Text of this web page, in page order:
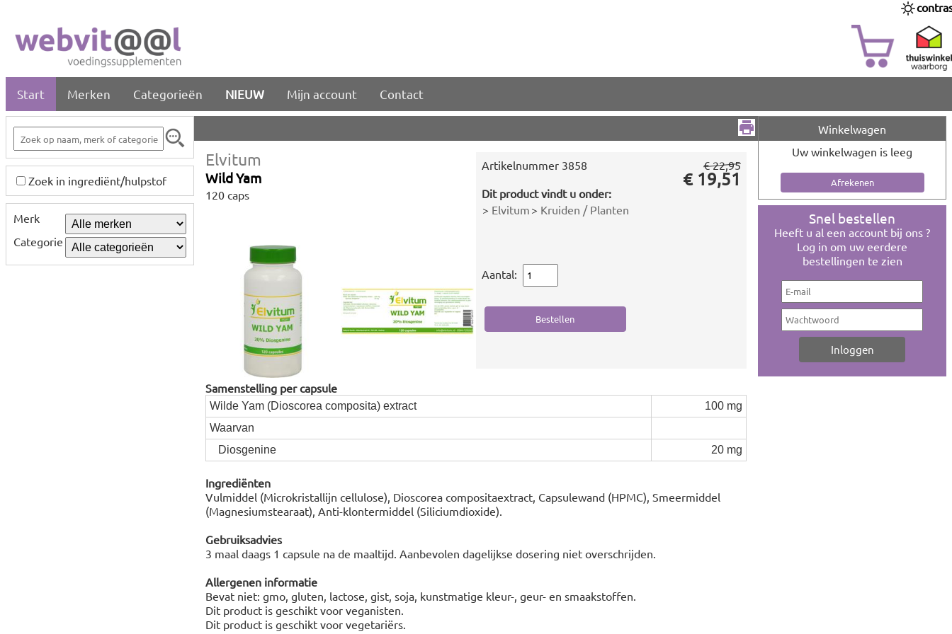
Start Merken Categorieën NIEUW Mijn account Contact
Zoek in ingrediënt/hulpstof
Merk
Categorie
Elvitum
Wild Yam
120 caps
Artikelnummer 3858
Dit product vindt u onder:
> Elvitum > Kruiden / Planten
€ 22,95
€ 19,51
Aantal:
Samenstelling per capsule
Wilde Yam (Dioscorea composita) extract
100 mg
Waarvan
Diosgenine
20 mg
Ingrediënten
Vulmiddel (Microkristallijn cellulose), Dioscorea compositaextract, Capsulewand (HPMC), Smeermiddel
(Magnesiumstearaat), Anti-klontermiddel (Siliciumdioxide).
Gebruiksadvies
3 maal daags 1 capsule na de maaltijd. Aanbevolen dagelijkse dosering niet overschrijden.
Allergenen informatie
Bevat niet: gmo, gluten, lactose, gist, soja, kunstmatige kleur-, geur- en smaakstoffen.
Dit product is geschikt voor veganisten.
Dit product is geschikt voor vegetariërs.
Winkelwagen
Uw winkelwagen is leeg
Snel bestellen
Heeft u al een account bij ons ?
Log in om uw eerdere
bestellingen te zien